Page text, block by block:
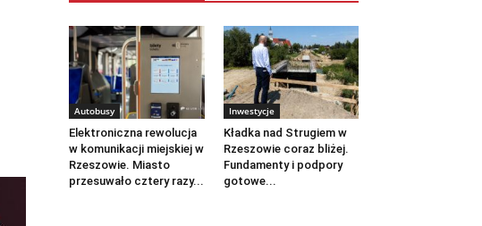
Autobusy
Elektroniczna rewolucja
w komunikacji miejskiej w
Rzeszowie. Miasto
przesuwało cztery razy...
Inwestycje
Kładka nad Strugiem w
Rzeszowie coraz bliżej.
Fundamenty i podpory
gotowe...